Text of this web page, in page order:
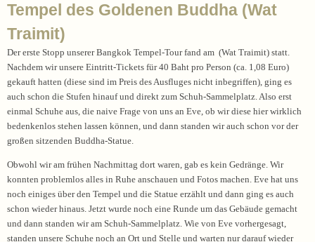
Tempel des Goldenen Buddha (Wat
Traimit)
Der erste Stopp unserer Bangkok Tempel-Tour fand am (Wat Traimit) statt.
Nachdem wir unsere Eintritt-Tickets für 40 Baht pro Person (ca. 1,08 Euro)
gekauft hatten (diese sind im Preis des Ausfluges nicht inbegriffen), ging es
auch schon die Stufen hinauf und direkt zum Schuh-Sammelplatz. Also erst
einmal Schuhe aus, die naive Frage von uns an Eve, ob wir diese hier wirklich
bedenkenlos stehen lassen können, und dann standen wir auch schon vor der
großen sitzenden Buddha-Statue.
Obwohl wir am frühen Nachmittag dort waren, gab es kein Gedränge. Wir
konnten problemlos alles in Ruhe anschauen und Fotos machen. Eve hat uns
noch einiges über den Tempel und die Statue erzählt und dann ging es auch
schon wieder hinaus. Jetzt wurde noch eine Runde um das Gebäude gemacht
und dann standen wir am Schuh-Sammelplatz. Wie von Eve vorhergesagt,
standen unsere Schuhe noch an Ort und Stelle und warten nur darauf wieder